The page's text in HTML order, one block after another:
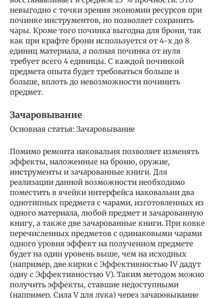
невыгодно с точки зрения экономии ресурсов при
починке инструментов, но позволяет сохранить
чары. Кроме того починка выгодна для брони, так
как при крафте брони используется от 4-х до 8
единиц материала, а полная починка от нуля
требует всего 4 единицы. С каждой починкой
предмета опыта будет требоваться больше и
больше, вплоть до невозможности починить
предмет.
Зачаровывание
Основная статья: Зачаровывание
Помимо ремонта наковальня позволяет изменять
эффекты, наложенные на броню, оружие,
инструменты и зачарованные книги. Для
реализации данной возможности необходимо
поместить в ячейки интерфейса наковальни два
однотипных предмета с чарами, изготовленных из
одного материала, любой предмет и зачарованную
книгу, а также две зачарованные книги. При ковке
перечисленных предметов с одинаковыми чарами
одного уровня эффект на полученном предмете
будет на один уровень выше, чем на исходных
(например, две кирки с Эффективностью IV дадут
одну с Эффективностью V). Таким методом можно
получить эффекты, ставшие недоступными
(например, Сила V для лука) через зачаровывание